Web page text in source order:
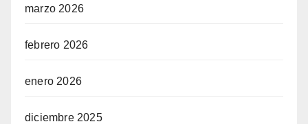
marzo 2026
febrero 2026
enero 2026
diciembre 2025